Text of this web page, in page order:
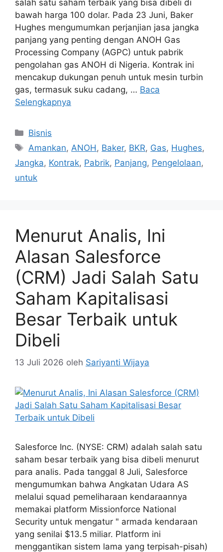
salah satu saham terbaik yang bisa dibeli di
bawah harga 100 dolar. Pada 23 Juni, Baker
Hughes mengumumkan perjanjian jasa jangka
panjang yang penting dengan ANOH Gas
Processing Company (AGPC) untuk pabrik
pengolahan gas ANOH di Nigeria. Kontrak ini
mencakup dukungan penuh untuk mesin turbin
gas, termasuk suku cadang, … Baca
Selengkapnya
Kategori
Bisnis
Tag
Amankan,ANOH, Baker, BKR, Gas, Hughes,
Jangka, Kontrak, Pabrik, Panjang, Pengelolaan,
untuk
Menurut Analis, Ini
Alasan Salesforce
(CRM) Jadi Salah Satu
Saham Kapitalisasi
Besar Terbaik untuk
Dibeli
13 Juli 2026 oleh Sariyanti Wijaya
Salesforce Inc. (NYSE: CRM) adalah salah satu
saham besar terbaik yang bisa dibeli menurut
para analis. Pada tanggal 8 Juli, Salesforce
mengumumkan bahwa Angkatan Udara AS
melalui squad pemeliharaan kendaraannya
memakai platform Missionforce National
Security untuk mengatur " armada kendaraan
yang senilai $13.5 miliar. Platform ini
menggantikan sistem lama yang terpisah-pisah)